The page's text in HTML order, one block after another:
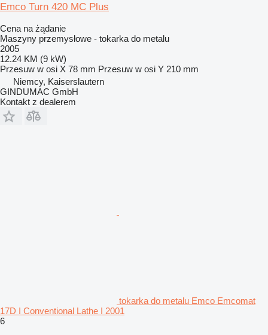
Emco Turn 420 MC Plus
Cena na żądanie
Maszyny przemysłowe - tokarka do metalu
2005
12.24 KM (9 kW)
Przesuw w osi X 78 mm Przesuw w osi Y 210 mm
Niemcy, Kaiserslautern
GINDUMAC GmbH
Kontakt z dealerem
tokarka do metalu Emco Emcomat
17D I Conventional Lathe I 2001
6